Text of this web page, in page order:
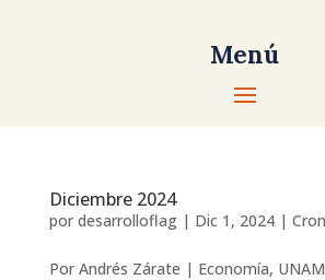
Menú
Diciembre 2024
por desarrolloflag| Dic 1, 2024|
Por Andrés Zárate | Economía,